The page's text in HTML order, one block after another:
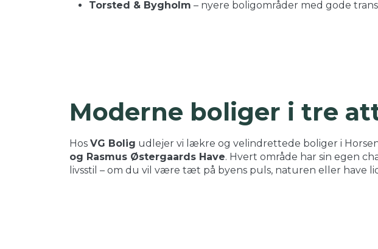
Torsted & Bygholm – nyere boligområder med gode
Moderne boliger i tre
Hos VG Bolig udlejer vi lækre og velindrettede boliger i
og Rasmus Østergaards Have. Hvert område har sin egen
livsstil – om du vil være tæt på byens puls, naturen eller have